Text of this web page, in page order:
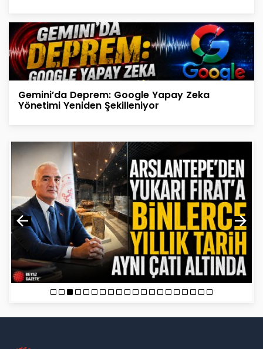
Gemini’da Deprem: Google Yapay Zeka
Yönetimi Yeniden Şekilleniyor